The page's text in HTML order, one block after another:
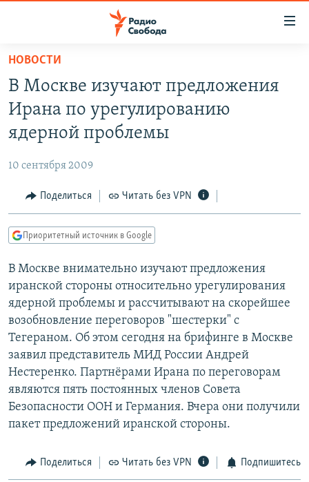
упрощенного
доступа
Вернуться
основному
Вернутся
Вернутся
поиску
АВТОРСКИЕ ПРОЕКТЫ
МНЕНИЯ
КУЛЬТУРА
КАВКАЗ.РЕАЛИИ
СЕВЕР.РЕАЛИИ
СИБИРЬ.РЕАЛИИ
РАСПИСАНИЕ ВЕЩАНИЯ
ПОДПИШИТЕСЬ НА РАССЫЛКУ
Все сайты РСЕ/РС
НОВОСТИ
В Москве изучают предложения
Ирана по урегулированию
ядерной проблемы
10 сентября 2009
Поделиться Читать без VPN
Приоритетный источник в Google
В Москве внимательно изучают предложения
иранской стороны относительно урегулирования
ядерной проблемы и рассчитывают на скорейшее
возобновление переговоров "шестерки" с
Тегераном. Об этом сегодня на брифинге в Москве
заявил представитель МИД России Андрей
Нестеренко. Партнёрами Ирана по переговорам
являются пять постоянных членов Совета
Безопасности ООН и Германия. Вчера они получили
пакет предложений иранской стороны.
Поделиться Читать без VPN Подпишитесь